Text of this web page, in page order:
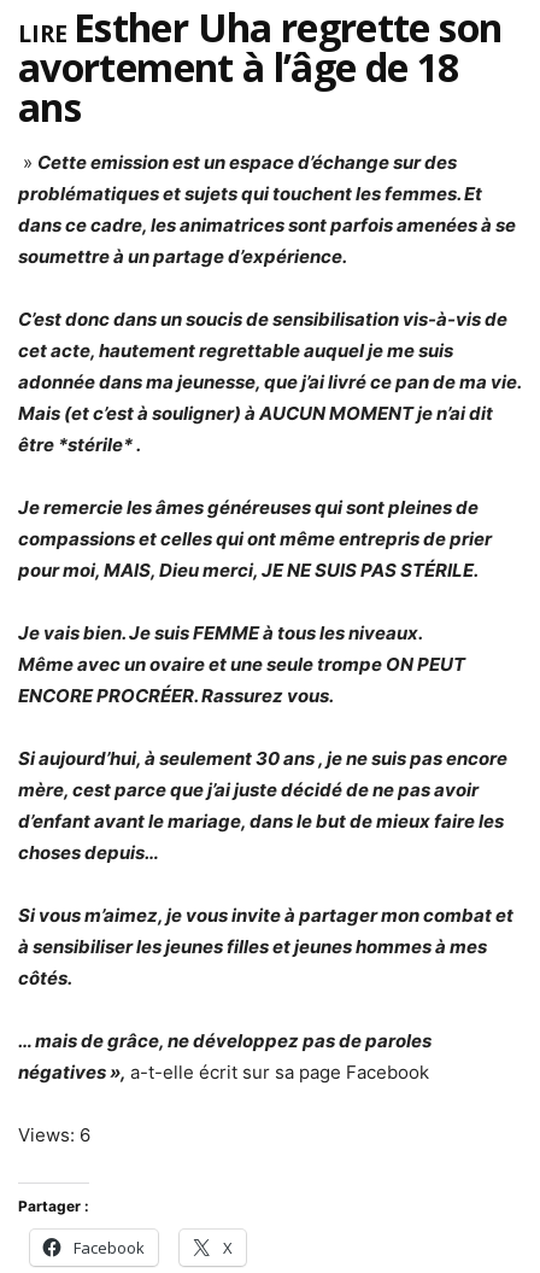
LIRE Esther Uha regrette son
avortement à l’âge de 18
ans
» Cette emission est un espace d’échange sur des
problématiques et sujets qui touchent les femmes. Et
dans ce cadre, les animatrices sont parfois amenées à se
soumettre à un partage d’expérience.
C’est donc dans un soucis de sensibilisation vis-à-vis de
cet acte, hautement regrettable auquel je me suis
adonnée dans ma jeunesse, que j’ai livré ce pan de ma vie.
Mais (et c’est à souligner) à AUCUN MOMENT je n’ai dit
être *stérile* .
Je remercie les âmes généreuses qui sont pleines de
compassions et celles qui ont même entrepris de prier
pour moi, MAIS, Dieu merci, JE NE SUIS PAS STÉRILE.
Je vais bien. Je suis FEMME à tous les niveaux.
Même avec un ovaire et une seule trompe ON PEUT
ENCORE PROCRÉER. Rassurez vous.
Si aujourd’hui, à seulement 30 ans , je ne suis pas encore
mère, cest parce que j’ai juste décidé de ne pas avoir
d’enfant avant le mariage, dans le but de mieux faire les
choses depuis…
Si vous m’aimez, je vous invite à partager mon combat et
à sensibiliser les jeunes filles et jeunes hommes à mes
côtés.
… mais de grâce, ne développez pas de paroles
négatives », a-t-elle écrit sur sa page Facebook
Views: 6
Partager :
Facebook X